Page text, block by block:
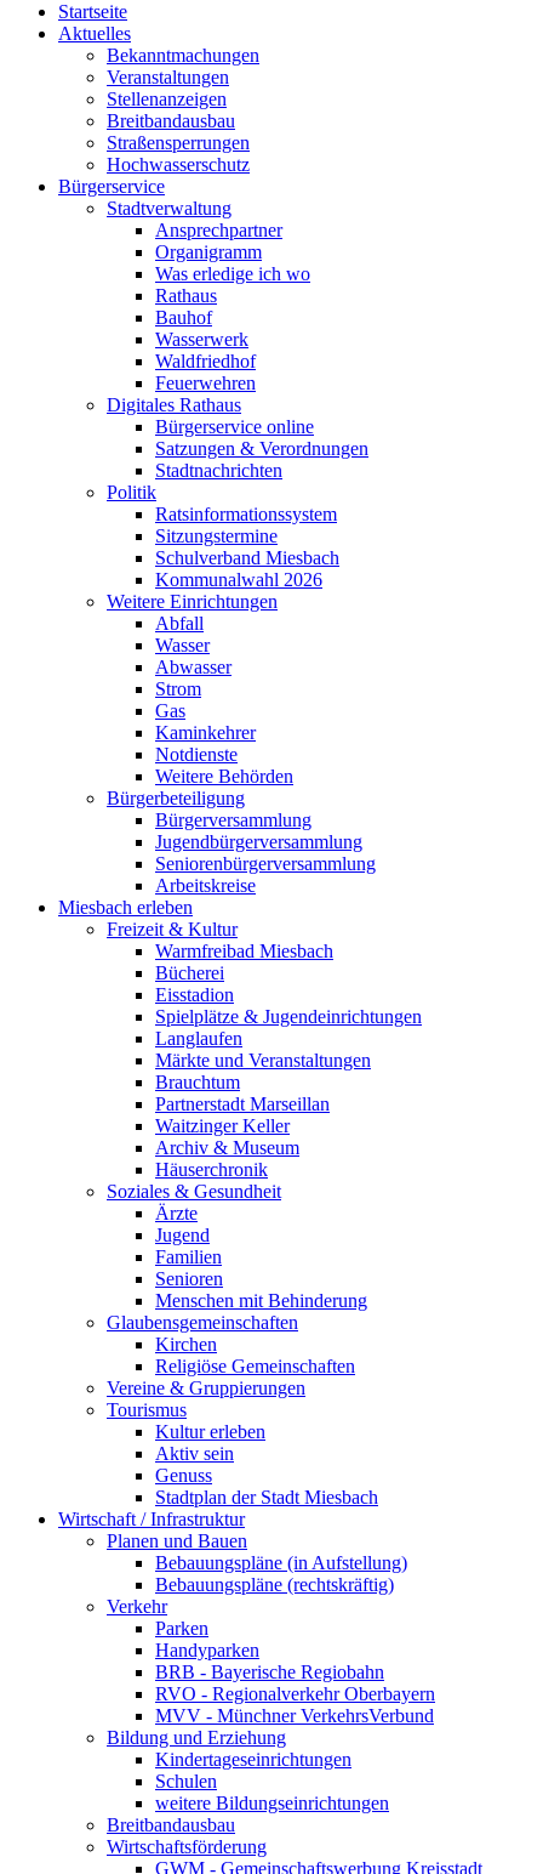
Startseite
Aktuelles
Bekanntmachungen
Veranstaltungen
Stellenanzeigen
Breitbandausbau
Straßensperrungen
Hochwasserschutz
Bürgerservice
Stadtverwaltung
Ansprechpartner
Organigramm
Was erledige ich wo
Rathaus
Bauhof
Wasserwerk
Waldfriedhof
Feuerwehren
Digitales Rathaus
Bürgerservice online
Satzungen & Verordnungen
Stadtnachrichten
Politik
Ratsinformationssystem
Sitzungstermine
Schulverband Miesbach
Kommunalwahl 2026
Weitere Einrichtungen
Abfall
Wasser
Abwasser
Strom
Gas
Kaminkehrer
Notdienste
Weitere Behörden
Bürgerbeteiligung
Bürgerversammlung
Jugendbürgerversammlung
Seniorenbürgerversammlung
Arbeitskreise
Miesbach erleben
Freizeit & Kultur
Warmfreibad Miesbach
Bücherei
Eisstadion
Spielplätze & Jugendeinrichtungen
Langlaufen
Märkte und Veranstaltungen
Brauchtum
Partnerstadt Marseillan
Waitzinger Keller
Archiv & Museum
Häuserchronik
Soziales & Gesundheit
Ärzte
Jugend
Familien
Senioren
Menschen mit Behinderung
Glaubensgemeinschaften
Kirchen
Religiöse Gemeinschaften
Vereine & Gruppierungen
Tourismus
Kultur erleben
Aktiv sein
Genuss
Stadtplan der Stadt Miesbach
Wirtschaft / Infrastruktur
Planen und Bauen
Bebauungspläne (in Aufstellung)
Bebauungspläne (rechtskräftig)
Verkehr
Parken
Handyparken
BRB - Bayerische Regiobahn
RVO - Regionalverkehr Oberbayern
MVV - Münchner VerkehrsVerbund
Bildung und Erziehung
Kindertageseinrichtungen
Schulen
weitere Bildungseinrichtungen
Breitbandausbau
Wirtschaftsförderung
GWM - Gemeinschaftswerbung Kreisstadt